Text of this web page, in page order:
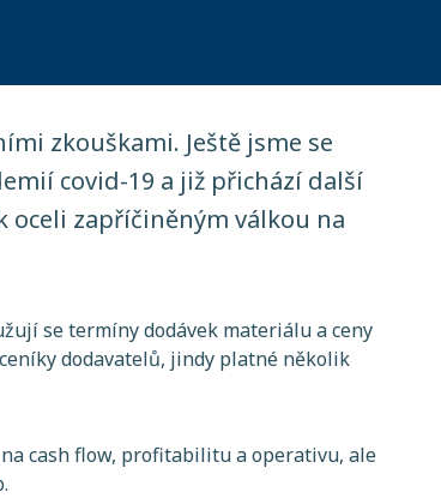
zkouškami. Ještě jsme se
covid-19 a již přichází další
oceli zapříčiněným válkou na
se termíny dodávek materiálu a ceny
dodavatelů, jindy platné několik
cash flow, profitabilitu a operativu, ale